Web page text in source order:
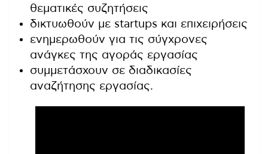
θεματικές συζητήσεις
δικτυωθούν με startups και επιχειρήσεις
ενημερωθούν για τις σύγχρονες
ανάγκες της αγοράς εργασίας
συμμετάσχουν σε διαδικασίες
αναζήτησης εργασίας.